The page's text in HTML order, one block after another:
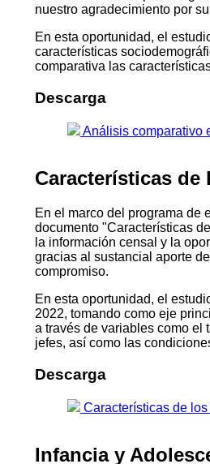
nuestro agradecimiento por
En esta oportunidad, el
características
comparativa las
Descarga
Análisis comparativo
Características de
En el marco del programa de
documento "Características
la información censal y la
gracias al sustancial aporte
compromiso.
En esta oportunidad, el
2022, tomando como eje
a través de variables como el
jefes, así como las
Descarga
Características de
Infancia y